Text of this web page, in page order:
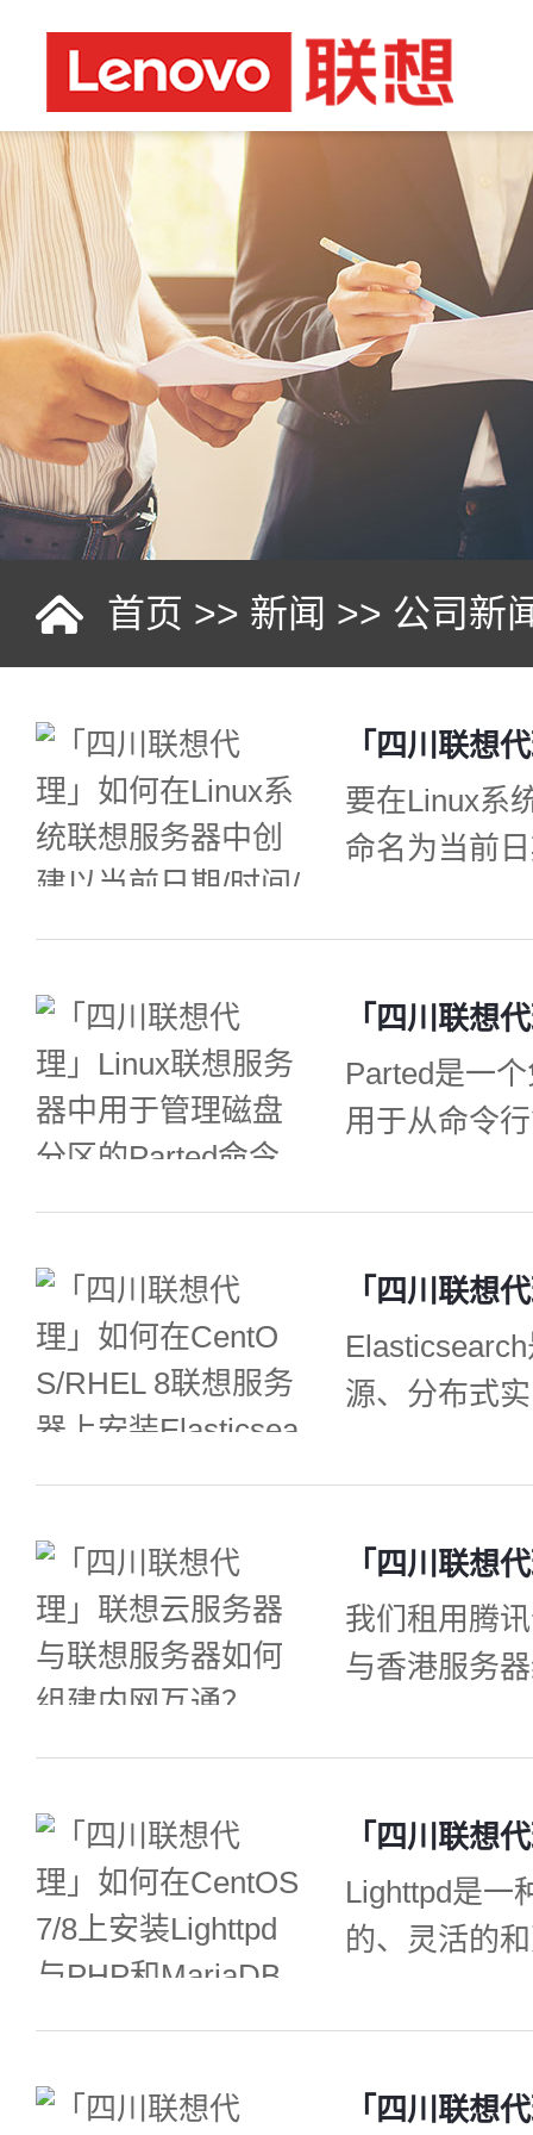
首页 >> 新闻 >> 公司新
要在Linux系
命名为当前
$(date +%d-
个目录，并
格式为
代理要跳转
r 替
Parted是一
用于从命令
建、删除、
等。更多的
具进行磁盘
系统，分配
离有价值的
源、分布式
I提供了全文
ch是在
它提供了最
助您在
置Elasticse
我们租用腾
与香港服务
服务器经销
户访问腾讯
度。那么，
何与香港服
网互通的优
Lighttpd是一
的、灵活的
web服务器
低。成都联